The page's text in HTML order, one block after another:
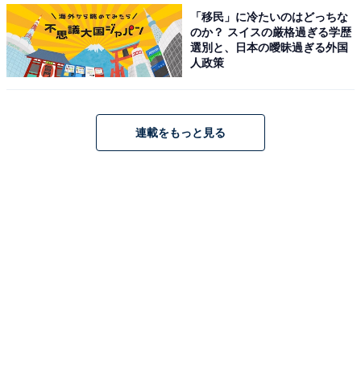
「移民」に冷たいのはどっちな
のか？ スイスの厳格過ぎる学歴
選別と、日本の曖昧過ぎる外国
人政策
連載をもっと見る